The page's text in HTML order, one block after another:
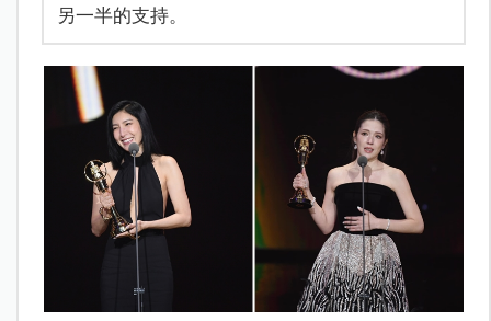
另一半的支持。